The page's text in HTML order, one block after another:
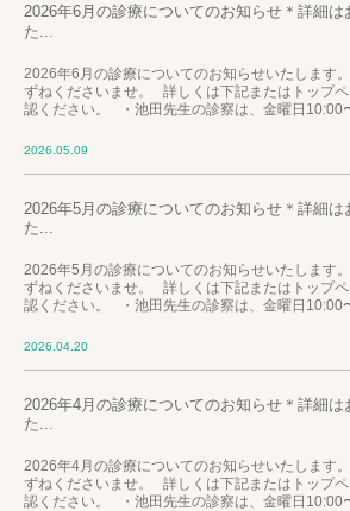
2026年6月の診療についてのお知らせ＊詳細は
た...
2026年6月の診療についてのお知らせいたします
ずねくださいませ。 詳しくは下記またはトップ
認ください。 ・池田先生の診察は、金曜日10:00
2026.05.09
2026年5月の診療についてのお知らせ＊詳細は
た...
2026年5月の診療についてのお知らせいたします
ずねくださいませ。 詳しくは下記またはトップ
認ください。 ・池田先生の診察は、金曜日10:00
2026.04.20
2026年4月の診療についてのお知らせ＊詳細は
た...
2026年4月の診療についてのお知らせいたします
ずねくださいませ。 詳しくは下記またはトップ
認ください。 ・池田先生の診察は、金曜日10:00